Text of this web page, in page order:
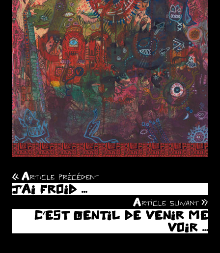
Navigation
de
l’article
Article précédent
J’AI FROID …
Article suivant
C’EST GENTIL DE VENIR ME
VOIR …